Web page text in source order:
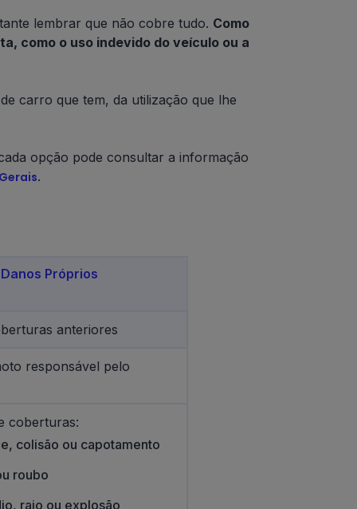
lembrar que não cobre tudo. Como
como o uso indevido do veículo ou a
carro que tem, da utilização que lhe
opção pode consultar a informação
.
Danos Próprios
anteriores
responsável pelo
coberturas:
colisão ou capotamento
roubo
raio ou explosão